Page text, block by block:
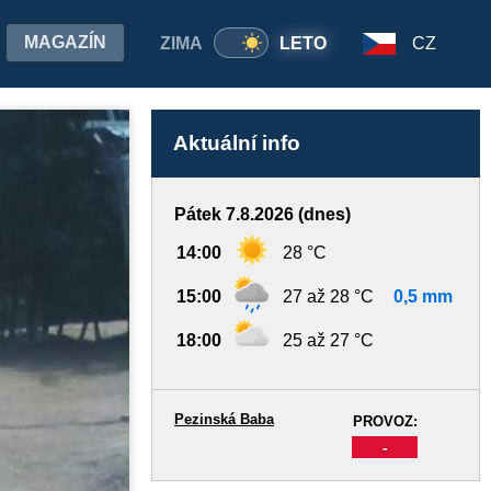
ZIMA LETO
MAGAZÍN CZ
Aktuální info
Pátek 7.8.2026 (dnes)
14:00 28 °C
15:00 27 až 28 °C 0,5 mm
18:00 25 až 27 °C
PROVOZ:
-
Pezinská Baba